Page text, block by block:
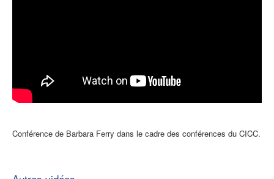
Conférence de Barbara Ferry dans le cadre des conférences du CICC.